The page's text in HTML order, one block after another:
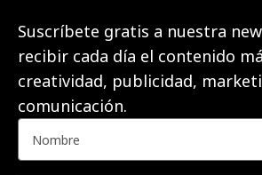
Suscríbete gratis a nuestra
recibir cada día el contenido
creatividad, publicidad,
comunicación.